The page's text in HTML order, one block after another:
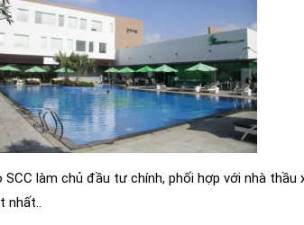
SCC làm chủ đầu tư chính, phối hợp với nhà
nhất..